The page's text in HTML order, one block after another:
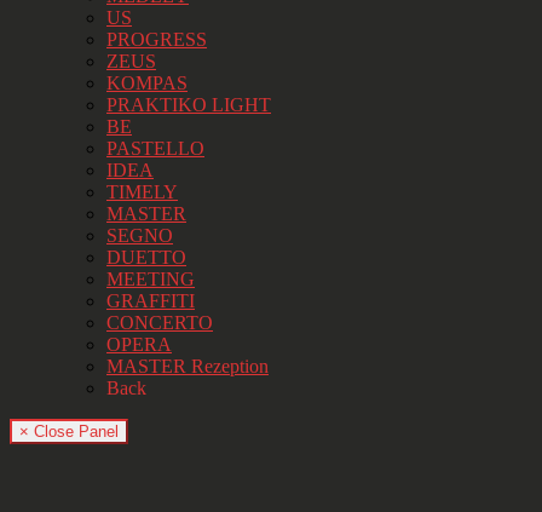
US
PROGRESS
ZEUS
KOMPAS
PRAKTIKO LIGHT
BE
PASTELLO
IDEA
TIMELY
MASTER
SEGNO
DUETTO
MEETING
GRAFFITI
CONCERTO
OPERA
MASTER Rezeption
Back
× Close Panel